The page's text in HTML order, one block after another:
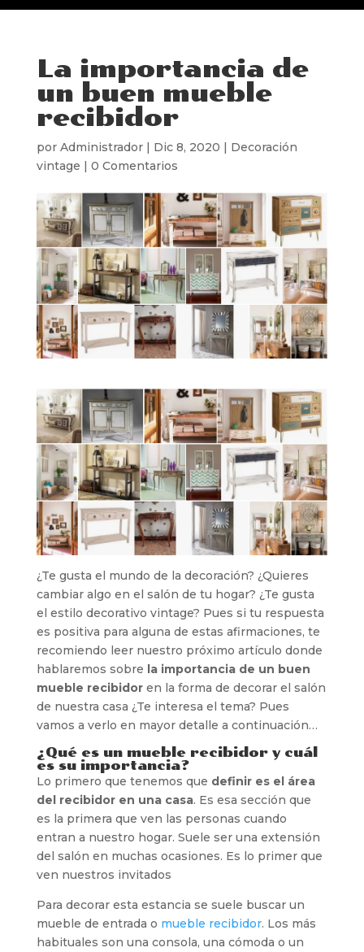
La importancia de
un buen mueble
recibidor
por Administrador| Dic 8, 2020 | Decoración
vintage | 0 Comentarios
¿Te gusta el mundo de la decoración? ¿Quieres
cambiar algo en el salón de tu hogar? ¿Te gusta
el estilo decorativo vintage? Pues si tu respuesta
es positiva para alguna de estas afirmaciones, te
recomiendo leer nuestro próximo artículo donde
hablaremos sobre la importancia de un buen
mueble recibidoren la forma de decorar el salón
de nuestra casa ¿Te interesa el tema? Pues
vamos a verlo en mayor detalle a continuación…
¿Qué es un mueble recibidor y cuál
es su importancia?
Lo primero que tenemos que definir es el área
del recibidor en una casa. Es esa sección que
es la primera que ven las personas cuando
entran a nuestro hogar. Suele ser una extensión
del salón en muchas ocasiones. Es lo primer que
ven nuestros invitados
Para decorar esta estancia se suele buscar un
mueble de entrada o mueble recibidor. Los más
habituales son una consola, una cómoda o un